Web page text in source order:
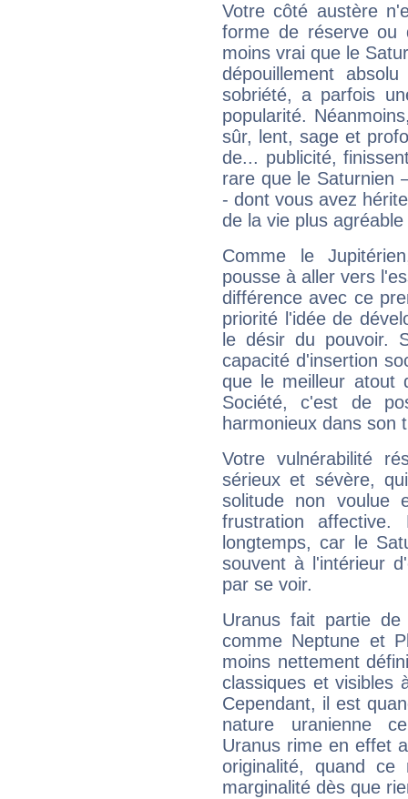
Votre côté austère
forme de réserve
moins vrai que le
dépouillement
sobriété, a parfois
popularité.
sûr, lent, sage et
de... publicité,
rare que le Saturnien
- dont vous avez
de la vie plus
Comme le
pousse à aller vers
différence avec ce
priorité l'idée de
le désir du pouvoir.
capacité d'insertion
que le meilleur atout
Société, c'est de
harmonieux dans son
Votre vulnérabilité
sérieux et sévère,
solitude non voulue
frustration
longtemps, car le
souvent à l'intérieur
par se voir.
Uranus fait partie
comme Neptune et
moins nettement
classiques et visibles
Cependant, il est
nature uranienne
Uranus rime en effet
originalité, quand ce
marginalité dès que